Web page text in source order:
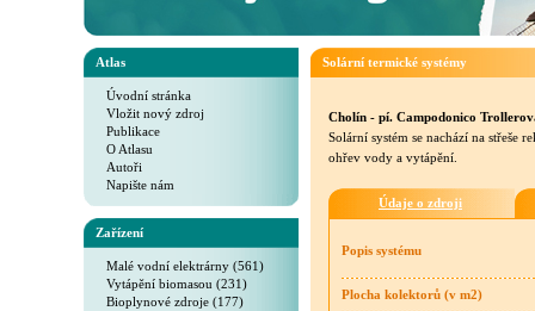
Atlas
Úvodní stránka
Vložit nový zdroj
Publikace
O Atlasu
Autoři
Napište nám
Zařízení
Malé vodní elektrárny (561)
Vytápění biomasou (231)
Bioplynové zdroje (177)
Solární termické systémy
Cholín - pí. Campodonico
Solární systém se nachází na střeše
ohřev vody a vytápění.
Údaje o zdroji
Popis systému
Plocha kolektorů (v m2)